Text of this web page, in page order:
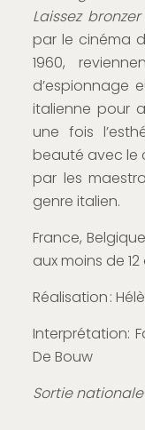
Laissez
par le cinéma
1960,
d’espionnage
italienne pour
une fois
beauté avec le
par les
genre italien.
France,
aux moins de 12
Réalisation :
Interprétation:
De Bouw
Sortie